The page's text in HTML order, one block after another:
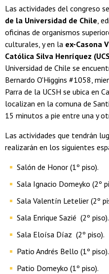
Las actividades del congreso
de la Universidad de Chile,
oficinas de organismos
culturales, y en la ex-Casona
Católica Silva Henríquez
Universidad de Chile se
Bernardo O'Higgins #1058,
Parra de la UCSH se ubica en
localizan en la comuna de
15 minutos a pie entre una y
Las actividades que tendrán
realizarán en los siguientes
Salón de Honor (1º piso).
Sala Ignacio Domeyko (2º
Sala Valentín Letelier (2º
Sala Enrique Sazié (2º piso).
Sala Eloísa Díaz (2º piso).
Patio Andrés Bello (1º piso).
Patio Domeyko (1º piso).